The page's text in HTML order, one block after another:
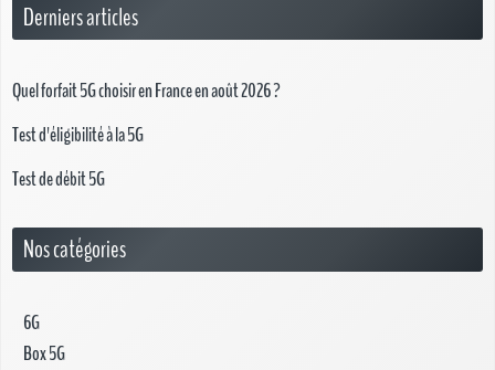
Derniers articles
Quel forfait 5G choisir en France en août 2026 ?
Test d'éligibilité à la 5G
Test de débit 5G
Nos catégories
6G
Box 5G